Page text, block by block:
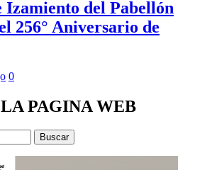
Izamiento del Pabellón
256° Aniversario de
0
PAGINA WEB